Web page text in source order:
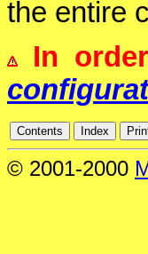
the entire
In
© 2001-2000